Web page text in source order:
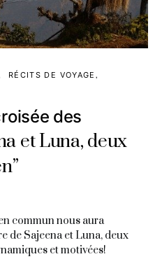
RÉCITS DE VOYAGE
des
et Luna, deux
commun nous aura
de Sajeena et Luna, deux
et motivées!